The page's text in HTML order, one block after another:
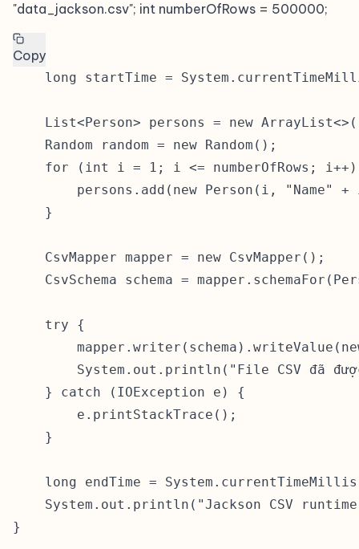
"data_jackson.csv"; int numberOfRows = 500000;
Copy
long startTime =
List<Person> persons = new
    Random random = new Random();
for (int i = 1; i <= numberOfRows;
persons.add(new Person(i, "Name" +
    }
    CsvMapper mapper = new CsvMapper();
CsvSchema schema =
    try {
System.out.println("File CSV đã
    } catch (IOException e) {
        e.printStackTrace();
    }
long endTime =
System.out.println("Jackson CSV